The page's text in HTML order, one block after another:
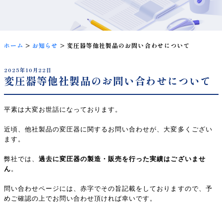
ホーム > お知らせ >変圧器等他社製品のお問い合わせについて
2025年10月22日
変圧器等他社製品のお問い合わせについて
平素は大変お世話になっております。
近頃、他社製品の変圧器に関するお問い合わせが、大変多くござい
ます。
弊社では、 過去に変圧器の製造・販売を行った実績はございませ
ん。
問い合わせページには、赤字でその旨記載をしておりますので、予
めご確認の上でお問い合わせ頂ければ幸いです。